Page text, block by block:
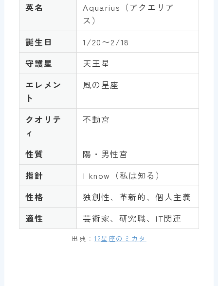
英名
Aquarius（アクエリア
ス）
誕生日
1/20〜2/18
守護星
天王星
エレメン
ト
風の星座
クオリテ
ィ
不動宮
性質
陽・男性宮
指針
I know（私は知る）
性格
独創性、革新的、個人主義
適性
芸術家、研究職、IT関連
出典： 12星座のミカタ